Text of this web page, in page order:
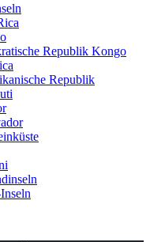
Republik Kongo
Republik